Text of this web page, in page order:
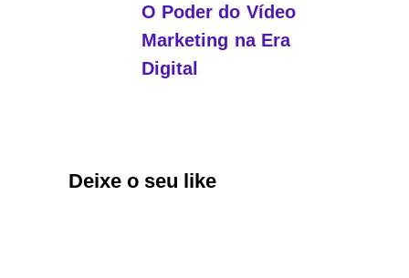
O Poder do Vídeo
Marketing na Era
Digital
Deixe o seu like